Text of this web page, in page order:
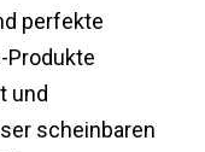
perfekte
Produkte
und
scheinbaren